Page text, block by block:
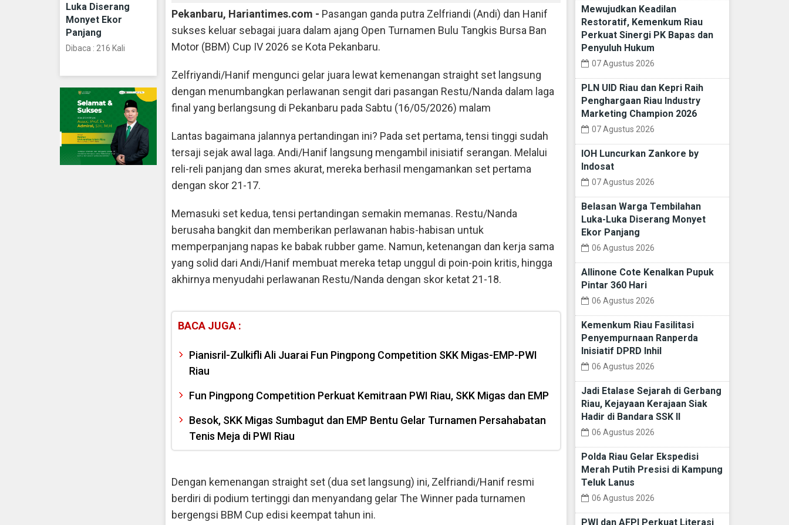
Luka Diserang
Monyet Ekor
Panjang
Dibaca : 216 Kali
Pekanbaru, Hariantimes.com - Pasangan ganda putra Zelfriandi (Andi) dan Hanif
sukses keluar sebagai juara dalam ajang Open Turnamen Bulu Tangkis Bursa Ban
Motor (BBM) Cup IV 2026 se Kota Pekanbaru.
Zelfriyandi/Hanif mengunci gelar juara lewat kemenangan straight set langsung
dengan menumbangkan perlawanan sengit dari pasangan Restu/Nanda dalam laga
final yang berlangsung di Pekanbaru pada Sabtu (16/05/2026) malam
Lantas bagaimana jalannya pertandingan ini? Pada set pertama, tensi tinggi sudah
tersaji sejak awal laga. Andi/Hanif langsung mengambil inisiatif serangan. Melalui
reli-reli panjang dan smes akurat, mereka berhasil mengamankan set pertama
dengan skor 21-17.
Memasuki set kedua, tensi pertandingan semakin memanas. Restu/Nanda
berusaha bangkit dan memberikan perlawanan habis-habisan untuk
memperpanjang napas ke babak rubber game. Namun, ketenangan dan kerja sama
yang solid dari Andi/Hanif membuat mereka tetap unggul di poin-poin kritis, hingga
akhirnya menyudahi perlawanan Restu/Nanda dengan skor ketat 21-18.
BACA JUGA :
Pianisril-Zulkifli Ali Juarai Fun Pingpong Competition SKK Migas-EMP-PWI
Riau
Fun Pingpong Competition Perkuat Kemitraan PWI Riau, SKK Migas dan EMP
Besok, SKK Migas Sumbagut dan EMP Bentu Gelar Turnamen Persahabatan
Tenis Meja di PWI Riau
Dengan kemenangan straight set (dua set langsung) ini, Zelfriandi/Hanif resmi
berdiri di podium tertinggi dan menyandang gelar The Winner pada turnamen
bergengsi BBM Cup edisi keempat tahun ini.
Mewujudkan Keadilan
Restoratif, Kemenkum Riau
Perkuat Sinergi PK Bapas dan
Penyuluh Hukum
07 Agustus 2026
PLN UID Riau dan Kepri Raih
Penghargaan Riau Industry
Marketing Champion 2026
07 Agustus 2026
IOH Luncurkan Zankore by
Indosat
07 Agustus 2026
Belasan Warga Tembilahan
Luka-Luka Diserang Monyet
Ekor Panjang
06 Agustus 2026
Allinone Cote Kenalkan Pupuk
Pintar 360 Hari
06 Agustus 2026
Kemenkum Riau Fasilitasi
Penyempurnaan Ranperda
Inisiatif DPRD Inhil
06 Agustus 2026
Jadi Etalase Sejarah di Gerbang
Riau, Kejayaan Kerajaan Siak
Hadir di Bandara SSK II
06 Agustus 2026
Polda Riau Gelar Ekspedisi
Merah Putih Presisi di Kampung
Teluk Lanus
06 Agustus 2026
PWI dan AFPI Perkuat Literasi